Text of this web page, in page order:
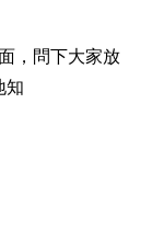
，問下大家放
知